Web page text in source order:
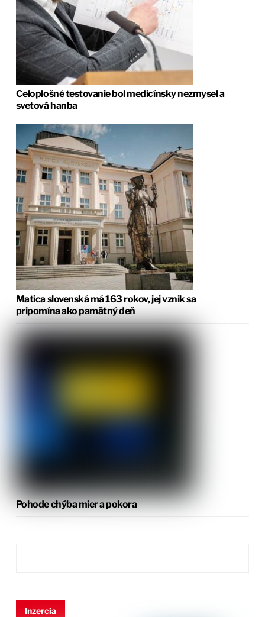
Celoplošné testovanie bol medicínsky nezmysel a
svetová hanba
Matica slovenská má 163 rokov, jej vznik sa
pripomína ako pamätný deň
Pohode chýba mier a pokora
Inzercia